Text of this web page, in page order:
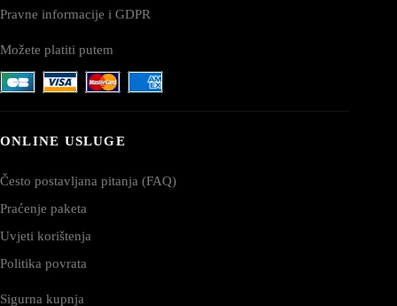
Pravne informacije i GDPR
Možete platiti putem
ONLINE USLUGE
Često postavljana pitanja (FAQ)
Praćenje paketa
Uvjeti korištenja
Politika povrata
Sigurna kupnja